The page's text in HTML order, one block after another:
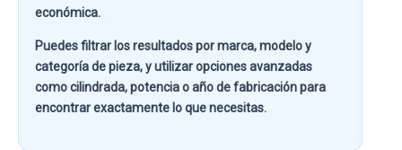
económica.
Puedes filtrar los resultados pormarca, modelo y
categoría de pieza, y utilizar opciones avanzadas
comocilindrada, potencia o año de fabricaciónpara
encontrar exactamente lo que necesitas.